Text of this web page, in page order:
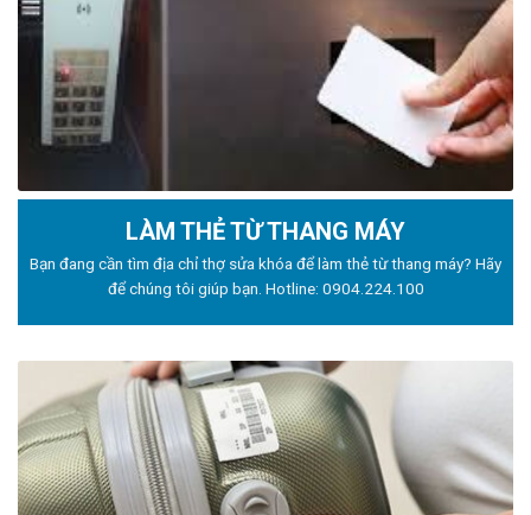
LÀM THẺ TỪ THANG MÁY
Bạn đang cần tìm địa chỉ thợ sửa khóa để làm thẻ từ thang máy? Hãy
để chúng tôi giúp bạn. Hotline: 0904.224.100